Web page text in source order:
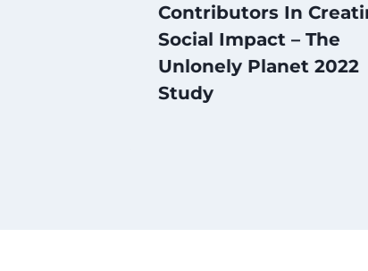
Contributors In
Social Impact – The
Unlonely Planet 2022
Study